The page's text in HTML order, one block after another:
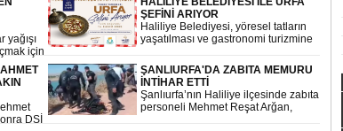
yürütüyor.
yağışı
için
ŞEFİNİ ARIYOR
Haliliye Belediyesi, yöresel tatların
yaşatılması ve gastronomi turizmine
Arıyor” adlı yemek yarışması
düzenliyor.
DSİ
ŞANLIURFA'DA ZABITA MEMURU
İNTİHAR ETTİ
Şanlıurfa’nın Haliliye ilçesinde zabıta
personeli Mehmet Reşat Arğan,